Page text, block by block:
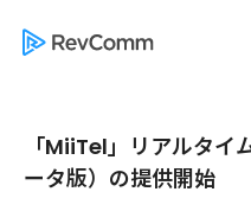
「MiiTel」リアルタイ
ータ版）の提供開始